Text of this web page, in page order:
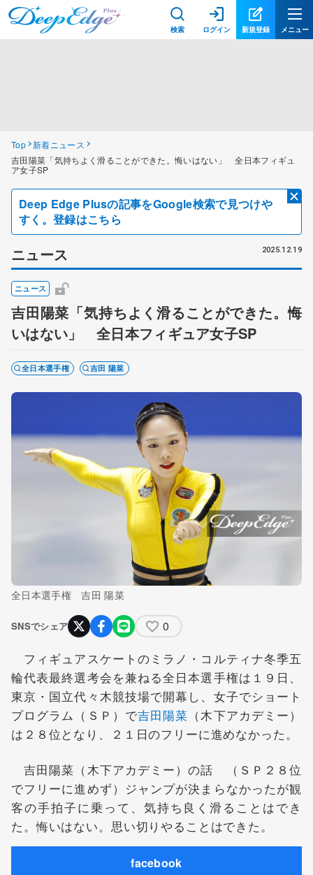
検索 ログイン 新規登録 メニュー
Top 新着ニュース
吉田陽菜「気持ちよく滑ることができた。悔いはない」 全日本フィギュ
ア女子SP
Deep Edge Plusの記事をGoogle検索で見つけや
すく。登録はこちら
ニュース 2025.12.19
ニュース
吉田陽菜「気持ちよく滑ることができた。悔
いはない」 全日本フィギュア女子SP
全日本選手権 吉田 陽菜
全日本選手権 吉田 陽菜
SNSでシェア 0
フィギュアスケートのミラノ・コルティナ冬季五
輪代表最終選考会を兼ねる全日本選手権は１９日、
東京・国立代々木競技場で開幕し、女子でショート
プログラム（ＳＰ）で吉田陽菜 （木下アカデミー）
は２８位となり、２１日のフリーに進めなかった。
吉田陽菜（木下アカデミー）の話 （ＳＰ２８位
でフリーに進めず）ジャンプが決まらなかったが観
客の手拍子に乗って、気持ち良く滑ることはでき
た。悔いはない。思い切りやることはできた。
facebook